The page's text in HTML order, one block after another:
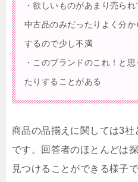
・欲しいものがあまり売ら
中古品のみだったりよく分
するので少し不満
・このブランドのこれ！と
たりすることがある
商品の品揃えに関しては3
です。回答者のほとんどは
見つけることができる様子